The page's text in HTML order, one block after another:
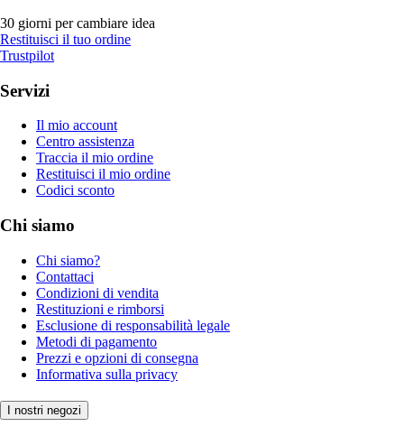
30 giorni per cambiare idea
Restituisci il tuo ordine
Trustpilot
Servizi
Il mio account
Centro assistenza
Traccia il mio ordine
Restituisci il mio ordine
Codici sconto
Chi siamo
Chi siamo?
Contattaci
Condizioni di vendita
Restituzioni e rimborsi
Esclusione di responsabilità legale
Metodi di pagamento
Prezzi e opzioni di consegna
Informativa sulla privacy
I nostri negozi